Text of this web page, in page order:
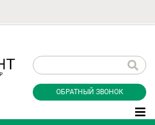
ОБРАТНЫЙ ЗВОНОК